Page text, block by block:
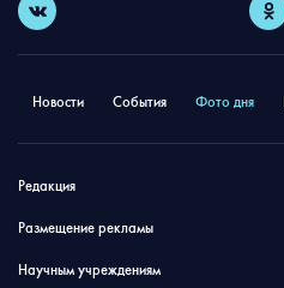
Новости События Фото дня
Редакция
Размещение рекламы
Научным учреждениям